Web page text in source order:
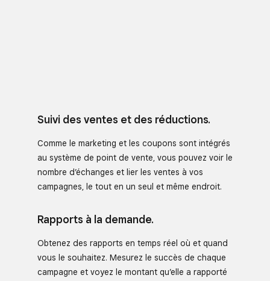
Suivi des ventes et des réductions.
Comme le marketing et les coupons sont intégrés
au système de point de vente, vous pouvez voir le
nombre d’échanges et lier les ventes à vos
campagnes, le tout en un seul et même endroit.
Rapports à la demande.
Obtenez des rapports en temps réel où et quand
vous le souhaitez. Mesurez le succès de chaque
campagne et voyez le montant qu’elle a rapporté